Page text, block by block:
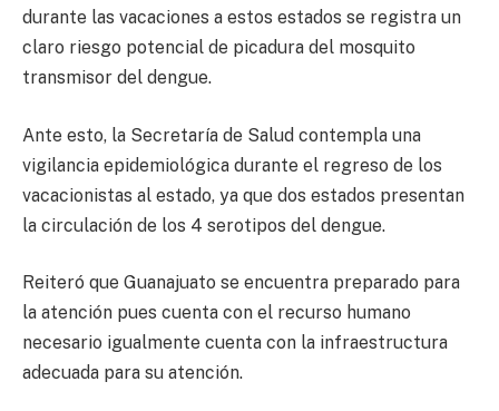
durante las vacaciones a estos estados se registra un
claro riesgo potencial de picadura del mosquito
transmisor del dengue.
Ante esto, la Secretaría de Salud contempla una
vigilancia epidemiológica durante el regreso de los
vacacionistas al estado, ya que dos estados presentan
la circulación de los 4 serotipos del dengue.
Reiteró que Guanajuato se encuentra preparado para
la atención pues cuenta con el recurso humano
necesario igualmente cuenta con la infraestructura
adecuada para su atención.